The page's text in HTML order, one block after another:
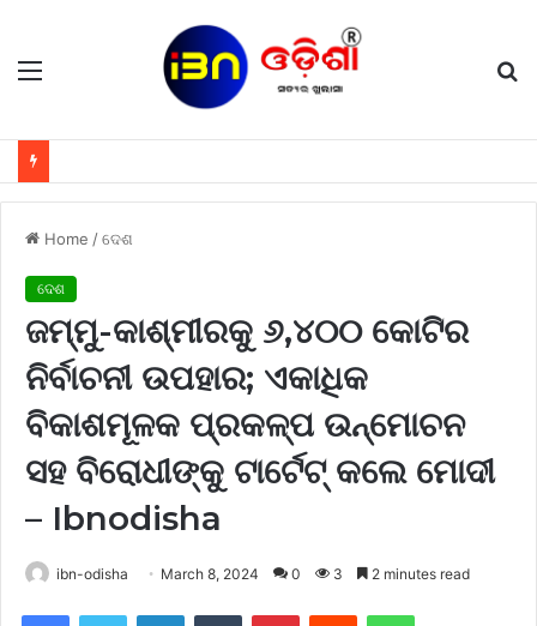
Menu
Home /ଦେଶ
ଦେଶ
ଜମ୍ମୁ-କାଶ୍ମୀରକୁ ୬,୪୦୦ କୋଟିର
ନିର୍ବାଚନୀ ଉପହାର; ଏକାଧିକ
ବିକାଶମୂଳକ ପ୍ରକଳ୍ପ ଉନ୍ମୋଚନ
ସହ ବିରୋଧୀଙ୍କୁ ଟାର୍ଟେଟ୍ କଲେ ମୋଦୀ
– Ibnodisha
ibn-odisha March 8, 2024 0 3 2 minutes read
FacebookTwitter LinkedInTumblr PinterestReddit WhatsApp